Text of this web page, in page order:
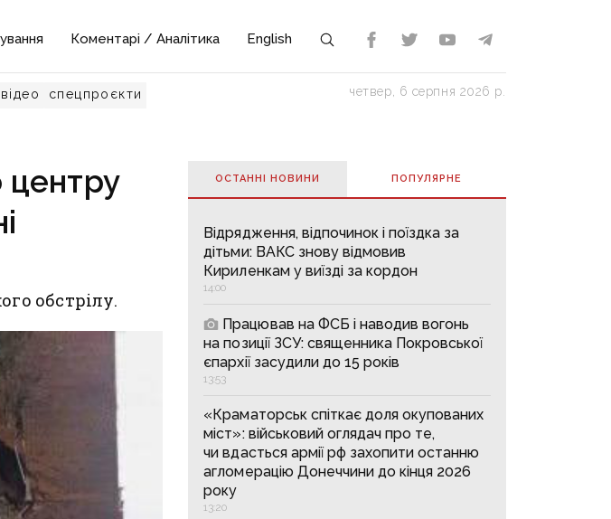
Коментарі / Аналітика English
відео спецпроєкти четвер, 6 серпня 2026 р.
обстрілу.
ОСТАННІ НОВИНИ ПОПУЛЯРНE
Відрядження, відпочинок і поїздка за
дітьми: ВАКС знову відмовив
Кириленкам у виїзді за кордон
14:00
Працював на ФСБ і наводив вогонь
на позиції ЗСУ: священника Покровської
єпархії засудили до 15 років
13:53
«Краматорськ спіткає доля окупованих
міст»: військовий оглядач про те,
чи вдасться армії рф захопити останню
агломерацію Донеччини до кінця 2026
року
13:20